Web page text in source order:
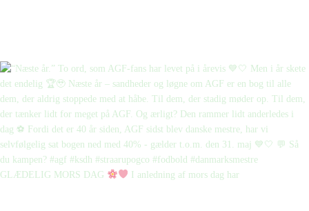
GLÆDELIG MORS DAG I anledning af mors dag har